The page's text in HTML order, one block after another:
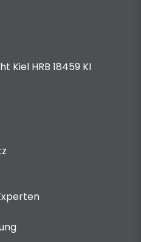
Kiel HRB 18459 KI